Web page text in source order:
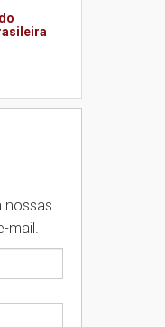
em
nossas
mail.